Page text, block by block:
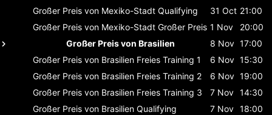
Großer Preis von Mexiko-Stadt Qualifying 31 Oct 21:00
Großer Preis von Mexiko-Stadt Großer Preis 1 Nov
20:00
Großer Preis von Brasilien
8 Nov 17:00
Großer Preis von Brasilien Freies Training 1 6 Nov 15:30
Großer Preis von Brasilien Freies Training 2 6 Nov 19:00
Großer Preis von Brasilien Freies Training 3 7 Nov 14:30
Großer Preis von Brasilien Qualifying 7 Nov 18:00